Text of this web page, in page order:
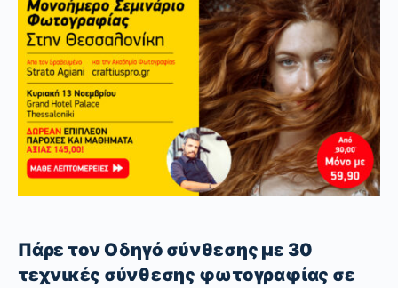
Πάρε τον Οδηγό σύνθεσης με 30
τεχνικές σύνθεσης φωτογραφίας σε